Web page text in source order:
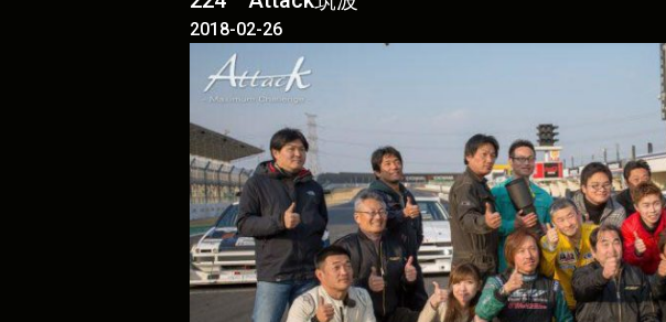
2018-02-26